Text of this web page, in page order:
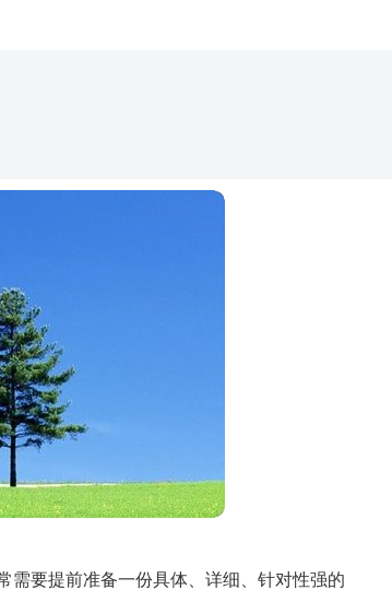
需要提前准备一份具体、详细、针对性强的